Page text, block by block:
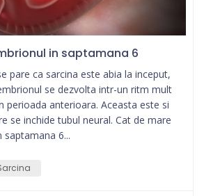
in saptamana 6
pare ca sarcina este abia la inceput,
se dezvolta intr-un ritm mult
perioada anterioara. Aceasta este si
se inchide tubul neural. Cat de mare
6...